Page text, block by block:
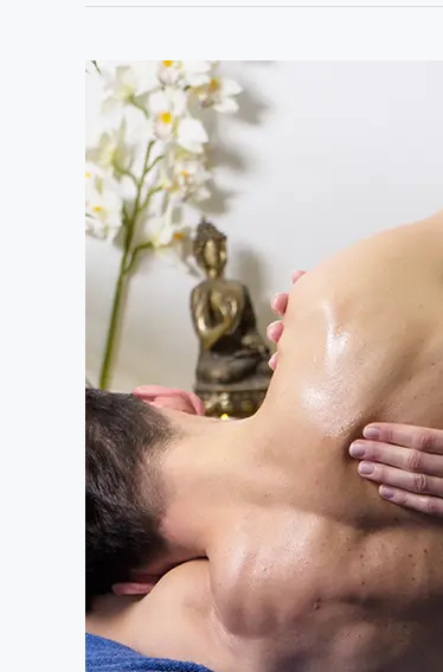
Masaje
Descontracturante